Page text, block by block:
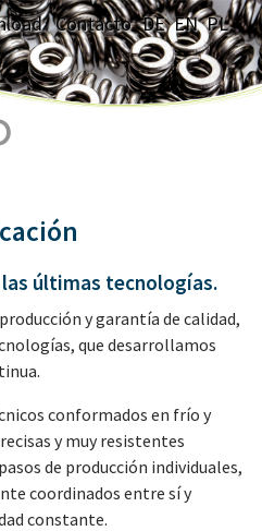
Contacto DE EN PL
últimas tecnologías.
y garantía de calidad,
que desarrollamos
conformados en frío y
y muy resistentes
de producción individuales,
coordinados entre sí y
constante.